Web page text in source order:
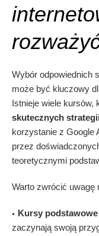
Wybór odpowiednich
może być kluczowy
Istnieje wiele kursów,
skutecznych
korzystanie z Google
przez
teoretycznymi
Warto zwrócić uwagę
Kursy podstawowe
zaczynają swoją